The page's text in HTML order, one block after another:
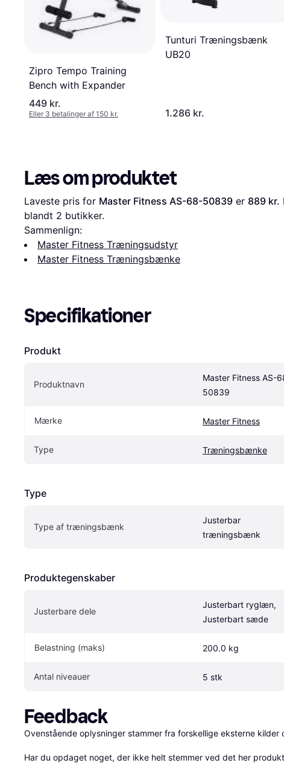
Zipro Tempo Training
Bench with Expander
449 kr.
Eller 3 betalinger af 150 kr.
Tunturi Træningsbænk
UB20
1.286 kr.
Læs om produktet
Laveste pris for Master Fitness AS-68-50839 er 889 kr.
blandt 2 butikker.
Sammenlign:
Master Fitness Træningsudstyr
Master Fitness Træningsbænke
Specifikationer
Produkt
Produktnavn
Master Fitness AS-
50839
Mærke Master Fitness
Type Træningsbænke
Type
Type af træningsbænk
Justerbar
træningsbænk
Produktegenskaber
Justerbare dele
Justerbart ryglæn,
Justerbart sæde
Belastning (maks) 200.0 kg
Antal niveauer 5 stk
Feedback
Ovenstående oplysninger stammer fra forskellige eksterne kilder
Har du opdaget noget, der ikke helt stemmer ved det her